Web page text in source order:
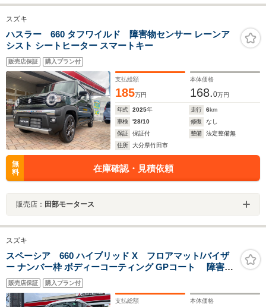
スズキ
ハスラー 660 タフワイルド 障害物センサー レーンア
シスト シートヒーター スマートキー
販売店保証 購入プラン付
支払総額
185万円
本体価格
168.0万円
年式 2025年 走行 6km
車検
'28/10 修復
なし
保証
保証付 整備
法定整備無
住所
大分県竹田市
無
料
在庫確認・見積依頼
販売店： 田部モータース
スズキ
スペーシア 660 ハイブリッド X フロアマット/バイザ
ー ナンバー枠 ボディーコーティング GPコート 障害物
センサー 両側電動スライドドア シートヒーター カー
ナビゲーション バックカメラ ドライブレコーダ
ー前後 ETC車載器
販売店保証 購入プラン付
支払総額 本体価格